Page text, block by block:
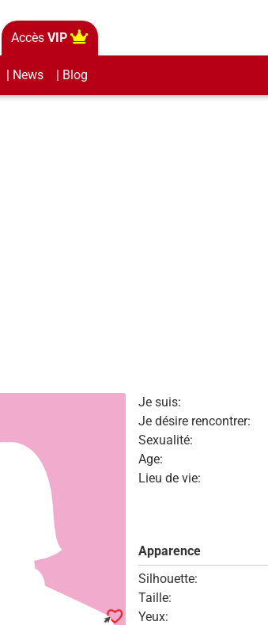
Accès VIP
| News | Blog
Je suis:
Je désire rencontrer:
Sexualité:
Age:
Lieu de vie:
Apparence
Silhouette:
Taille:
Yeux: